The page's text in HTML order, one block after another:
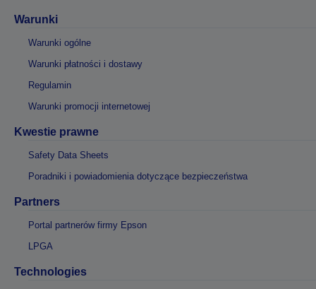
Warunki
Warunki ogólne
Warunki płatności i dostawy
Regulamin
Warunki promocji internetowej
Kwestie prawne
Safety Data Sheets
Poradniki i powiadomienia dotyczące bezpieczeństwa
Partners
Portal partnerów firmy Epson
LPGA
Technologies